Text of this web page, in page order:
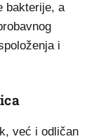
bakterije, a
i
već i odličan